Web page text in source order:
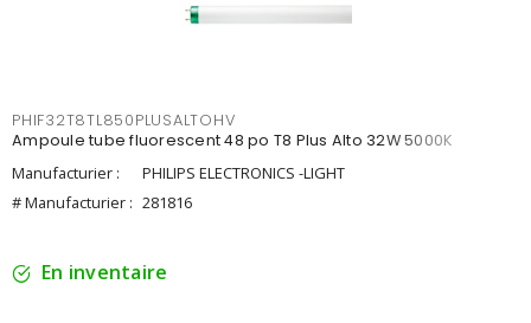
PHIF32T8TL850PLUSALTOHV
Ampoule tube fluorescent 48 po T8 Plus Alto 32W 5000K
Manufacturier :
PHILIPS ELECTRONICS -LIGHT
# Manufacturier : 281816
En inventaire